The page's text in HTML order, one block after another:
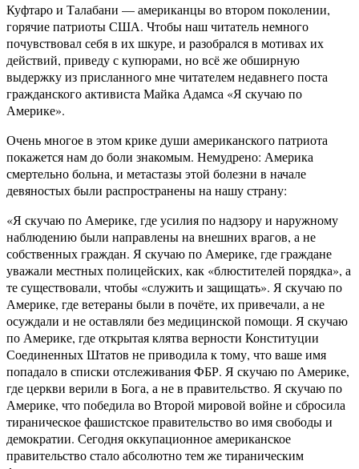
Куфтаро и Талабани — американцы во втором поколении,
горячие патриоты США. Чтобы наш читатель немного
почувствовал себя в их шкуре, и разобрался в мотивах их
действий, приведу с купюрами, но всё же обширную
выдержку из присланного мне читателем недавнего поста
гражданского активиста Майка Адамса «Я скучаю по
Америке».
Очень многое в этом крике души американского патриота
покажется нам до боли знакомым. Немудрено: Америка
смертельно больна, и метастазы этой болезни в начале
девяностых были распространены на нашу страну:
«Я скучаю по Америке, где усилия по надзору и наружному
наблюдению были направлены на внешних врагов, а не
собственных граждан. Я скучаю по Америке, где граждане
уважали местных полицейских, как «блюстителей порядка», а
те существовали, чтобы «служить и защищать». Я скучаю по
Америке, где ветераны были в почёте, их привечали, а не
осуждали и не оставляли без медицинской помощи. Я скучаю
по Америке, где открытая клятва верности Конституции
Соединенных Штатов не приводила к тому, что ваше имя
попадало в списки отслеживания ФБР. Я скучаю по Америке,
где церкви верили в Бога, а не в правительство. Я скучаю по
Америке, что победила во Второй мировой войне и сбросила
тираническое фашистское правительство во имя свободы и
демократии. Сегодня оккупационное американское
правительство стало абсолютно тем же тираническим